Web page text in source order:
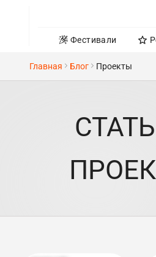
Фестивали
Главная Блог Проекты